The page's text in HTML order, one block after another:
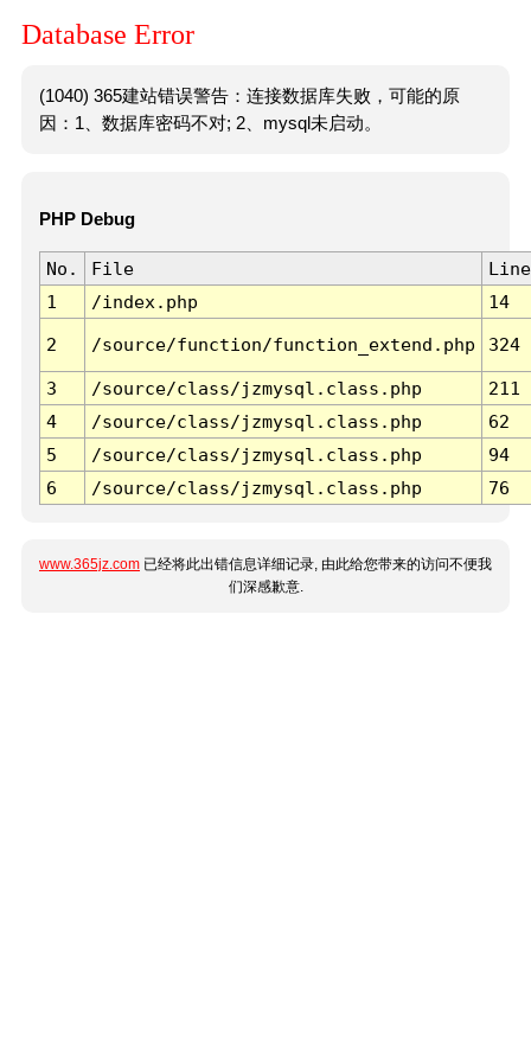
Database Error
(1040) 365建站错误警告：连接数据库失败，可能的原
因：1、数据库密码不对; 2、mysql未启动。
PHP Debug
No. File
Line
1
/index.php 14
2 /source/function/function_extend.php 324
3 /source/class/jzmysql.class.php
211
4
/source/class/jzmysql.class.php
62
5
/source/class/jzmysql.class.php
94
6
/source/class/jzmysql.class.php 76
www.365jz.com 已经将此出错信息详细记录, 由此给您带来的访问不便我
们深感歉意.